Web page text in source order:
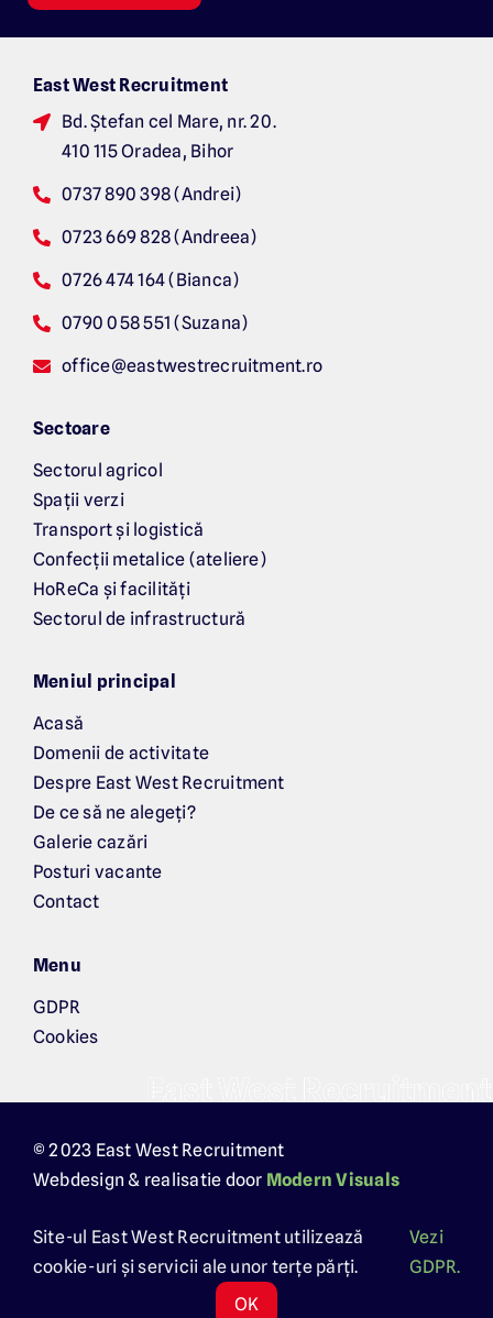
East West Recruitment
Bd. Ștefan cel Mare, nr. 20.
410 115 Oradea, Bihor
0737 890 398 (Andrei)
0723 669 828 (Andreea)
0726 474 164 (Bianca)
0790 058 551 (Suzana)
office@eastwestrecruitment.ro
Sectoare
Sectorul agricol
Spații verzi
Transport și logistică
Confecții metalice (ateliere)
HoReCa și facilități
Sectorul de infrastructură
Meniul principal
Acasă
Domenii de activitate
Despre East West Recruitment
De ce să ne alegeți?
Galerie cazări
Posturi vacante
Contact
Menu
GDPR
Cookies
© 2023 East West Recruitment
Webdesign & realisatie door Modern Visuals
Site-ul East West Recruitment utilizează
cookie-uri și servicii ale unor terțe părți.
Vezi
GDPR.
OK